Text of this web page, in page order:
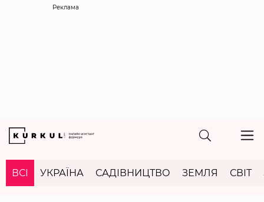
Реклама
ВСІ УКРАЇНА САДІВНИЦТВО ЗЕМЛЯ СВІТ